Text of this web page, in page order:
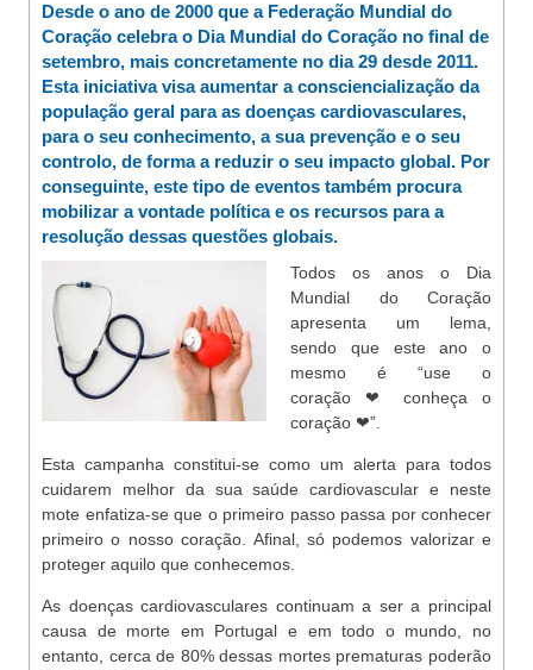
Desde o ano de 2000 que a Federação Mundial do
Coração celebra o Dia Mundial do Coração no final de
setembro, mais concretamente no dia 29 desde 2011.
Esta iniciativa visa aumentar a consciencialização da
população geral para as doenças cardiovasculares,
para o seu conhecimento, a sua prevenção e o seu
controlo, de forma a reduzir o seu impacto global. Por
conseguinte, este tipo de eventos também procura
mobilizar a vontade política e os recursos para a
resolução dessas questões globais.
Todos os anos o Dia
Mundial do Coração
apresenta um lema,
sendo que este ano o
mesmo é “use o
coração ❤ conheça o
coração ❤”.
Esta campanha constitui-se como um alerta para todos
cuidarem melhor da sua saúde cardiovascular e neste
mote enfatiza-se que o primeiro passo passa por conhecer
primeiro o nosso coração. Afinal, só podemos valorizar e
proteger aquilo que conhecemos.
As doenças cardiovasculares continuam a ser a principal
causa de morte em Portugal e em todo o mundo, no
entanto, cerca de 80% dessas mortes prematuras poderão